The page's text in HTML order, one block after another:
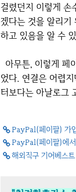
걸렸던지 이렇게 손
겠다는 것을 알리기
하고 있음을 알 수
아무튼, 이렇게 페이팔 한국 고객센터와 연결을 잘 마무리하면서 은행계좌 차단 해제 문제는 해결이 되
었다. 연결은 어렵
터보다는 아날로그
PayPal(페이팔) 가
PayPal(페이팔)에
해외직구 기어베스